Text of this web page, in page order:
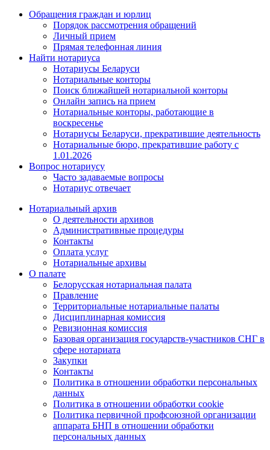
Обращения граждан и юрлиц
Порядок рассмотрения обращений
Личный прием
Прямая телефонная линия
Найти нотариуса
Нотариусы Беларуси
Нотариальные конторы
Поиск ближайшей нотариальной конторы
Онлайн запись на прием
Нотариальные конторы, работающие в
воскресенье
Нотариусы Беларуси, прекратившие деятельность
Нотариальные бюро, прекратившие работу с
1.01.2026
Вопрос нотариусу
Часто задаваемые вопросы
Нотариус отвечает
Нотариальный архив
О деятельности архивов
Административные процедуры
Контакты
Оплата услуг
Нотариальные архивы
О палате
Белорусская нотариальная палата
Правление
Территориальные нотариальные палаты
Дисциплинарная комиссия
Ревизионная комиссия
Базовая организация государств-участников СНГ в
сфере нотариата
Закупки
Контакты
Политика в отношении обработки персональных
данных
Политика в отношении обработки cookie
Политика первичной профсоюзной организации
аппарата БНП в отношении обработки
персональных данных